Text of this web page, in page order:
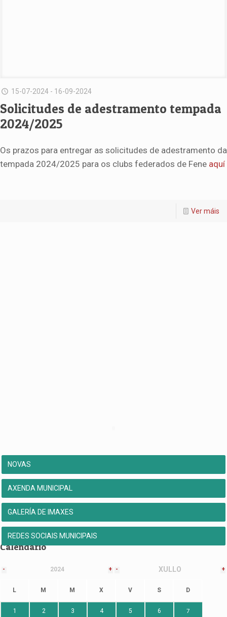
15-07-2024 - 16-09-2024
Solicitudes de adestramento tempada
2024/2025
Os prazos para entregar as solicitudes de adestramento da
tempada 2024/2025 para os clubs federados de Fene aquí
Ver máis
NOVAS
AXENDA MUNICIPAL
GALERÍA DE IMAXES
REDES SOCIAIS MUNICIPAIS
Calendario
- 2024 + - XULLO +
L M M X V S D
1 2 3 4 5 6 7